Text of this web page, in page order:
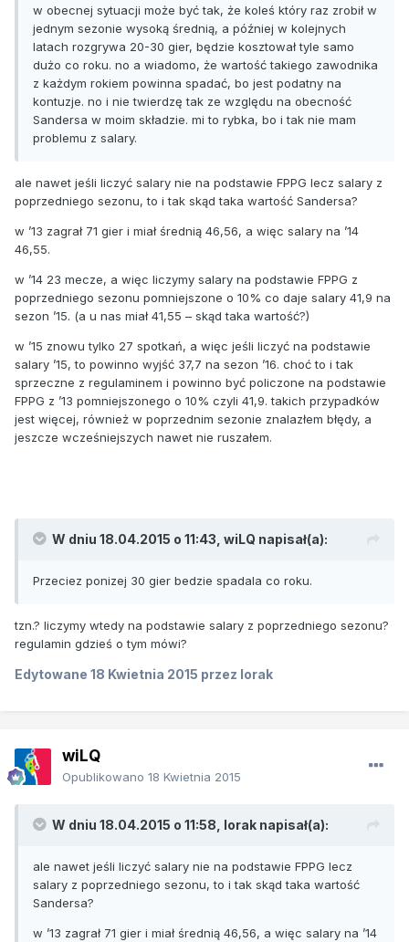
w obecnej sytuacji może być tak, że koleś który raz zrobił w
jednym sezonie wysoką średnią, a później w kolejnych
latach rozgrywa 20-30 gier, będzie kosztował tyle samo
dużo co roku. no a wiadomo, że wartość takiego zawodnika
z każdym rokiem powinna spadać, bo jest podatny na
kontuzje. no i nie twierdzę tak ze względu na obecność
Sandersa w moim składzie. mi to rybka, bo i tak nie mam
problemu z salary.
ale nawet jeśli liczyć salary nie na podstawie FPPG lecz salary z
poprzedniego sezonu, to i tak skąd taka wartość Sandersa?
w ’13 zagrał 71 gier i miał średnią 46,56, a więc salary na ’14
46,55.
w ’14 23 mecze, a więc liczymy salary na podstawie FPPG z
poprzedniego sezonu pomniejszone o 10% co daje salary 41,9 na
sezon ’15. (a u nas miał 41,55 – skąd taka wartość?)
w ’15 znowu tylko 27 spotkań, a więc jeśli liczyć na podstawie
salary ’15, to powinno wyjść 37,7 na sezon ’16. choć to i tak
sprzeczne z regulaminem i powinno być policzone na podstawie
FPPG z ’13 pomniejszonego o 10% czyli 41,9. takich przypadków
jest więcej, również w poprzednim sezonie znalazłem błędy, a
jeszcze wcześniejszych nawet nie ruszałem.
W dniu 18.04.2015 o 11:43, wiLQ napisał(a):
Przeciez ponizej 30 gier bedzie spadala co roku.
tzn.? liczymy wtedy na podstawie salary z poprzedniego sezonu?
regulamin gdzieś o tym mówi?
Edytowane 18 Kwietnia 2015 przez lorak
wiLQ
Opublikowano 18 Kwietnia 2015
W dniu 18.04.2015 o 11:58, lorak napisał(a):
ale nawet jeśli liczyć salary nie na podstawie FPPG lecz
salary z poprzedniego sezonu, to i tak skąd taka wartość
Sandersa?
w ’13 zagrał 71 gier i miał średnią 46,56, a więc salary na ’14